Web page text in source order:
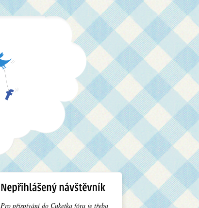
Pro přispívání do Cuketka fóra je třeba